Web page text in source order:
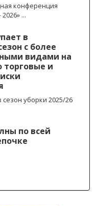
конференция
...
в
с более
видами на
торговые и
уборки 2025/26
по всей